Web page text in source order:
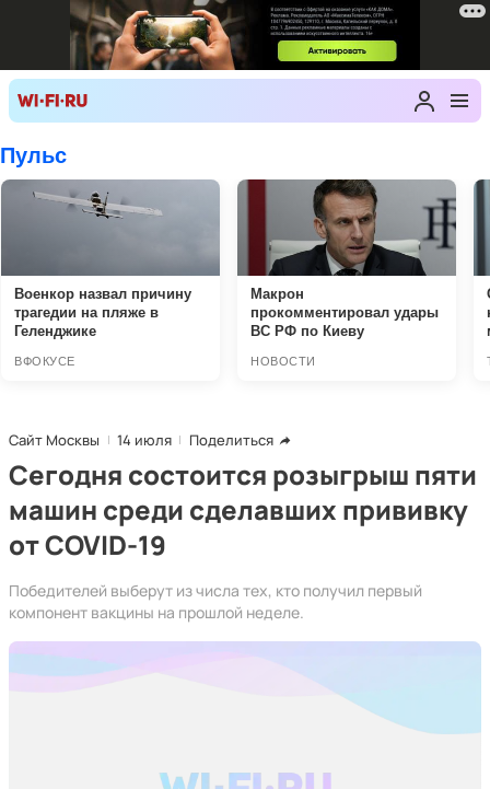
Сайт Москвы 14 июля Поделиться
Сегодня состоится розыгрыш пяти
машин среди сделавших прививку
от COVID-19
Победителей выберут из числа тех, кто получил первый
компонент вакцины на прошлой неделе.